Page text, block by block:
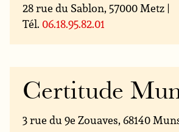
28 rue du Sablon, 57000 Metz |
Tél. 06.18.95.82.01
Certitude
3 rue du 9e Zouaves, 68140